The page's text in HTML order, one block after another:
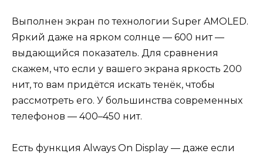
Выполнен экран по технологии Super AMOLED.
Яркий даже на ярком солнце — 600 нит —
выдающийся показатель. Для сравнения
скажем, что если у вашего экрана яркость 200
нит, то вам придётся искать тенёк, чтобы
рассмотреть его. У большинства современных
телефонов — 400–450 нит.
Есть функция Always On Display — даже если